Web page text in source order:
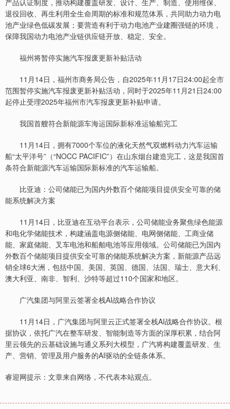
产品认证制度，推动构建覆盖研发、设计、生产、制造、使用维保、
退役回收、再生利用全生命周期的标准和规范体系，共同助力动力电
池产业绿色低碳发展；要营造有利于动力电池产业建圈强链的环境，
保障我国动力电池产业链供应链开放、稳定、安全。
福州将暂停实施汽车报废更新补贴活动
11月14日，福州市商务局公告，自2025年11月17日24:00起全市
范围暂停实施汽车报废更新补贴活动，同时于2025年11月21日24:00
起停止受理2025年福州市汽车报废更新补贴申请。
我国首艘符合新能源车海运国际新标准运输船完工
11月14日，拥有7000个车位的液化天然气双燃料动力汽车运输
船“太平洋号”（“NOCC PACIFIC”）在山东烟台建造完工，这是我国首
条符合新能源汽车运输国际新标准的汽车运输船。
比亚迪：公司储能已为国内外数百个储能项目提供安全可靠的储
能系统解决方案
11月14日，比亚迪在互动平台表示，公司储能业务聚焦绿色能源
和电化学储能技术，构建涵盖电源侧储能、电网侧储能、工商业储
能、家庭储能、叉车电池和船舶电池等应用领域。公司储能已为国内
外数百个储能项目提供安全可靠的储能系统解决方案，新能源产品远
销全球6大洲，包括中国、美国、英国、德国、法国、瑞士、意大利、
澳大利亚、南非、智利、沙特等超过110个国家和地区。
广汽集团与阿里云签署全栈AI战略合作协议
11月14日，广汽集团与阿里云正式签署全栈AI战略合作协议。根
据协议，依托广汽在整车研发、智能制造等方面的深厚积累，结合阿
里云领先的云基础设施与通义系列大模型，广汽将构建覆盖研发、生
产、营销、管理及用户服务的AI驱动的全链条体系。
睿迎网提示：文章来自网络，不代表本站观点。